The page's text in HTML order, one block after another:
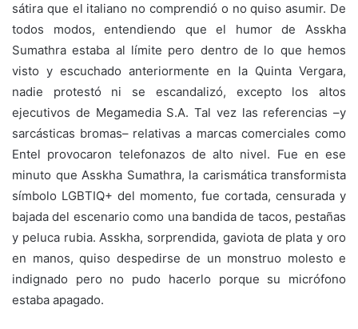
sátira que el italiano no comprendió o no quiso asumir. De
todos modos, entendiendo que el humor de Asskha
Sumathra estaba al límite pero dentro de lo que hemos
visto y escuchado anteriormente en la Quinta Vergara,
nadie protestó ni se escandalizó, excepto los altos
ejecutivos de Megamedia S.A. Tal vez las referencias –y
sarcásticas bromas– relativas a marcas comerciales como
Entel provocaron telefonazos de alto nivel. Fue en ese
minuto que Asskha Sumathra, la carismática transformista
símbolo LGBTIQ+ del momento, fue cortada, censurada y
bajada del escenario como una bandida de tacos, pestañas
y peluca rubia. Asskha, sorprendida, gaviota de plata y oro
en manos, quiso despedirse de un monstruo molesto e
indignado pero no pudo hacerlo porque su micrófono
estaba apagado.